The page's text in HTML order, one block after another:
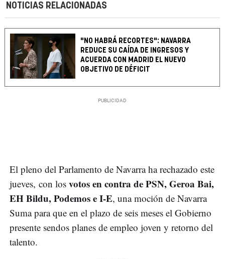
NOTICIAS RELACIONADAS
"NO HABRÁ RECORTES": NAVARRA
REDUCE SU CAÍDA DE INGRESOS Y
ACUERDA CON MADRID EL NUEVO
OBJETIVO DE DÉFICIT
El pleno del Parlamento de Navarra ha rechazado este
jueves, con los votos en contra de PSN, Geroa Bai,
EH Bildu, Podemos e I-E, una moción de Navarra
Suma para que en el plazo de seis meses el Gobierno
presente sendos planes de empleo joven y retorno del
talento.